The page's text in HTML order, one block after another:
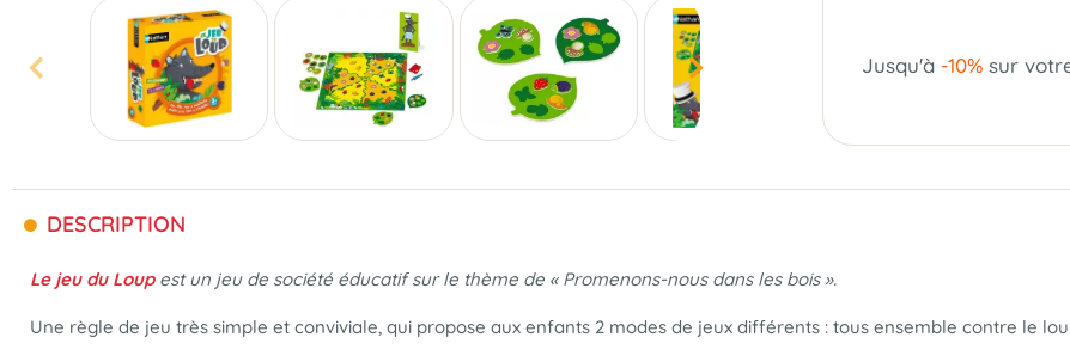
Jusqu'à -10%sur
DESCRIPTION
Le jeu du Loupest un jeu de société éducatif sur le thème de « Promenons-nous dans les bois ».
Une règle de jeu très simple et conviviale, qui propose aux enfants 2 modes de jeux différents : tous ensemble contre le